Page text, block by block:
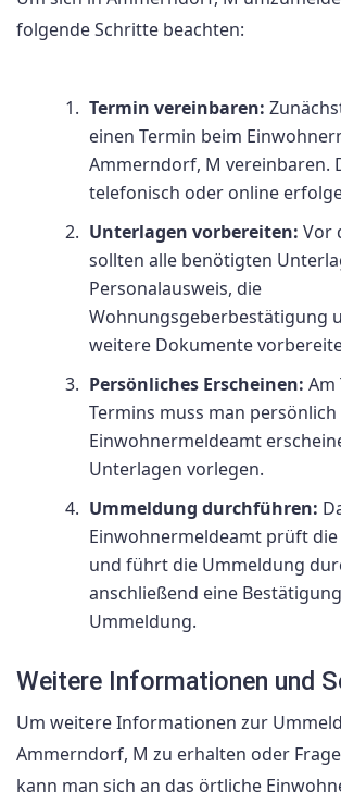
folgende Schritte beachten:
Termin vereinbaren:
einen Termin beim
Ammerndorf, M vereinbaren.
telefonisch oder online
Unterlagen vorbereiten: Vor
sollten alle benötigten
Personalausweis, die
Wohnungsgeberbestätigung
weitere Dokumente
Persönliches Erscheinen: Am
Termins muss man persönlich
Einwohnermeldeamt
Unterlagen vorlegen.
Ummeldung durchführen:
Einwohnermeldeamt prüft
und führt die Ummeldung
anschließend eine
Ummeldung.
Weitere Informationen und
Um weitere Informationen zur
Ammerndorf, M zu erhalten oder
kann man sich an das örtliche